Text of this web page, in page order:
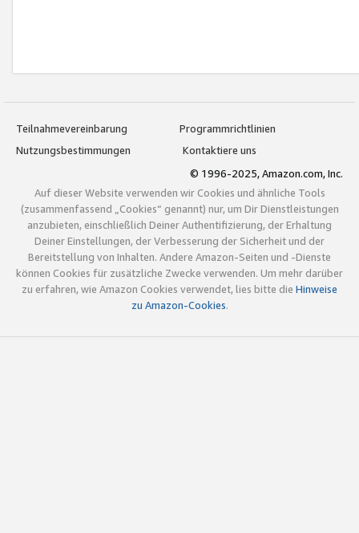
Teilnahmevereinbarung
Programmrichtlinien
Nutzungsbestimmungen
Kontaktiere uns
© 1996-2025, Amazon.com, Inc.
Auf dieser Website verwenden wir Cookies und ähnliche Tools
(zusammenfassend „Cookies“ genannt) nur, um Dir Dienstleistungen
anzubieten, einschließlich Deiner Authentifizierung, der Erhaltung
Deiner Einstellungen, der Verbesserung der Sicherheit und der
Bereitstellung von Inhalten. Andere Amazon-Seiten und -Dienste
können Cookies für zusätzliche Zwecke verwenden. Um mehr darüber
zu erfahren, wie Amazon Cookies verwendet, lies bitte die Hinweise
zu Amazon-Cookies.